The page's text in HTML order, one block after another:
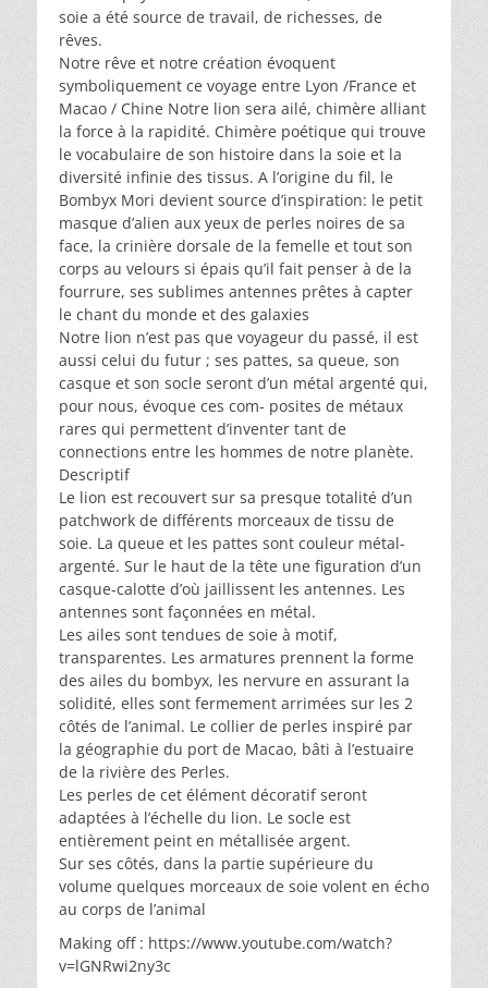
soie a été source de travail, de richesses, de
rêves.
Notre rêve et notre création évoquent
symboliquement ce voyage entre Lyon /France et
Macao / Chine Notre lion sera ailé, chimère alliant
la force à la rapidité. Chimère poétique qui trouve
le vocabulaire de son histoire dans la soie et la
diversité infinie des tissus. A l’origine du fil, le
Bombyx Mori devient source d’inspiration: le petit
masque d’alien aux yeux de perles noires de sa
face, la crinière dorsale de la femelle et tout son
corps au velours si épais qu’il fait penser à de la
fourrure, ses sublimes antennes prêtes à capter
le chant du monde et des galaxies
Notre lion n’est pas que voyageur du passé, il est
aussi celui du futur ; ses pattes, sa queue, son
casque et son socle seront d’un métal argenté qui,
pour nous, évoque ces com- posites de métaux
rares qui permettent d’inventer tant de
connections entre les hommes de notre planète.
Descriptif
Le lion est recouvert sur sa presque totalité d’un
patchwork de différents morceaux de tissu de
soie. La queue et les pattes sont couleur métal-
argenté. Sur le haut de la tête une figuration d’un
casque-calotte d’où jaillissent les antennes. Les
antennes sont façonnées en métal.
Les ailes sont tendues de soie à motif,
transparentes. Les armatures prennent la forme
des ailes du bombyx, les nervure en assurant la
solidité, elles sont fermement arrimées sur les 2
côtés de l’animal. Le collier de perles inspiré par
la géographie du port de Macao, bâti à l’estuaire
de la rivière des Perles.
Les perles de cet élément décoratif seront
adaptées à l’échelle du lion. Le socle est
entièrement peint en métallisée argent.
Sur ses côtés, dans la partie supérieure du
volume quelques morceaux de soie volent en écho
au corps de l’animal
Making off : https://www.youtube.com/watch?
v=lGNRwi2ny3c